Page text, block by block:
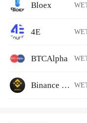
Bloex
4E
BTCAlpha
Binance Jersey